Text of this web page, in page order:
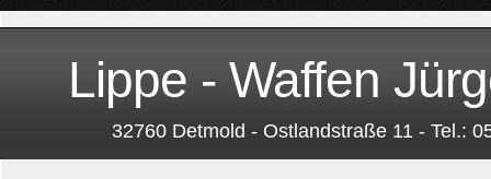
Lippe - Waffen
32760 Detmold - Ostlandstraße 11 - Tel.: